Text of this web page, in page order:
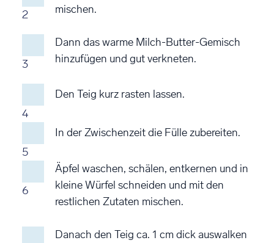
2
mischen.
3
Dann das warme Milch-Butter-Gemisch
hinzufügen und gut verkneten.
4
Den Teig kurz rasten lassen.
5
In der Zwischenzeit die Fülle zubereiten.
6
Äpfel waschen, schälen, entkernen und in
kleine Würfel schneiden und mit den
restlichen Zutaten mischen.
Danach den Teig ca. 1 cm dick auswalken